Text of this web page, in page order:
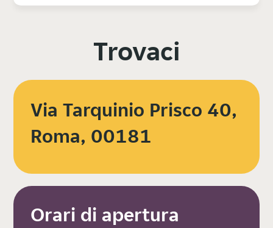
Trovaci
Via Tarquinio Prisco 40,
Roma, 00181
Orari di apertura